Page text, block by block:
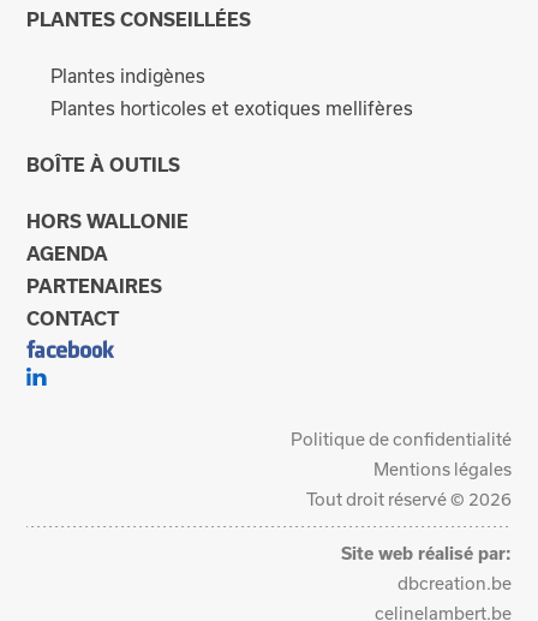
PLANTES CONSEILLÉES
Plantes indigènes
Plantes horticoles et exotiques mellifères
BOÎTE À OUTILS
HORS WALLONIE
AGENDA
PARTENAIRES
CONTACT
Politique de confidentialité
Mentions légales
Tout droit réservé © 2026
Site web réalisé par:
dbcreation.be
celinelambert.be